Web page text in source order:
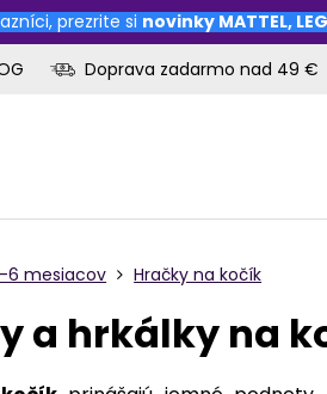
prezrite si novinky MATTEL,
Doprava zadarmo nad 49 €
6 mesiacov Hračky na kočík
a hrkálky na